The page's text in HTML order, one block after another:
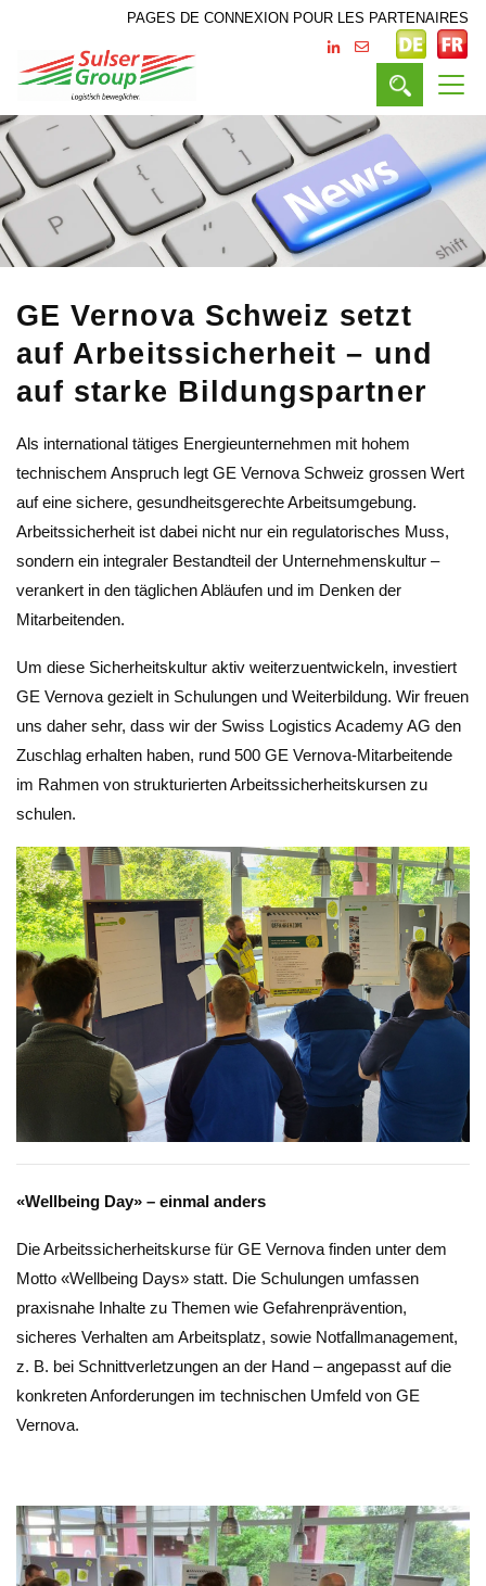
PAGES DE CONNEXION POUR LES PARTENAIRES
GE Vernova Schweiz setzt
auf Arbeitssicherheit – und
auf starke Bildungspartner
Als international tätiges Energieunternehmen mit hohem
technischem Anspruch legt GE Vernova Schweiz grossen Wert
auf eine sichere, gesundheitsgerechte Arbeitsumgebung.
Arbeitssicherheit ist dabei nicht nur ein regulatorisches Muss,
sondern ein integraler Bestandteil der Unternehmenskultur –
verankert in den täglichen Abläufen und im Denken der
Mitarbeitenden.
Um diese Sicherheitskultur aktiv weiterzuentwickeln, investiert
GE Vernova gezielt in Schulungen und Weiterbildung. Wir freuen
uns daher sehr, dass wir der Swiss Logistics Academy AG den
Zuschlag erhalten haben, rund 500 GE Vernova-Mitarbeitende
im Rahmen von strukturierten Arbeitssicherheitskursen zu
schulen.
«Wellbeing Day» – einmal anders
Die Arbeitssicherheitskurse für GE Vernova finden unter dem
Motto «Wellbeing Days» statt. Die Schulungen umfassen
praxisnahe Inhalte zu Themen wie Gefahrenprävention,
sicheres Verhalten am Arbeitsplatz, sowie Notfallmanagement,
z. B. bei Schnittverletzungen an der Hand – angepasst auf die
konkreten Anforderungen im technischen Umfeld von GE
Vernova.